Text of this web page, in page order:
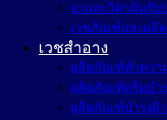
ยาและวิตามินรับ
เวชภัณฑ์และผลิ
เวชสำอาง
ผลิตภัณฑ์ทำควา
ผลิตภัณฑ์ครีมบำ
ผลิตภัณฑ์บำรุงผิว